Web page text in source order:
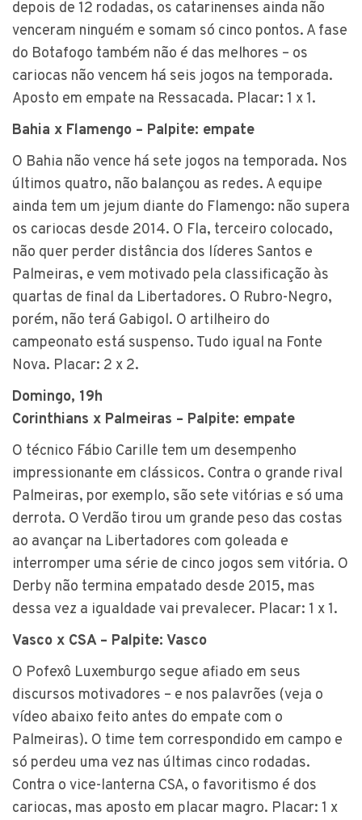
depois de 12 rodadas, os catarinenses ainda não
venceram ninguém e somam só cinco pontos. A fase
do Botafogo também não é das melhores – os
cariocas não vencem há seis jogos na temporada.
Aposto em empate na Ressacada. Placar: 1 x 1.
Bahia x Flamengo – Palpite: empate
O Bahia não vence há sete jogos na temporada. Nos
últimos quatro, não balançou as redes. A equipe
ainda tem um jejum diante do Flamengo: não supera
os cariocas desde 2014. O Fla, terceiro colocado,
não quer perder distância dos líderes Santos e
Palmeiras, e vem motivado pela classificação às
quartas de final da Libertadores. O Rubro-Negro,
porém, não terá Gabigol. O artilheiro do
campeonato está suspenso. Tudo igual na Fonte
Nova. Placar: 2 x 2.
Domingo, 19h
Corinthians x Palmeiras – Palpite: empate
O técnico Fábio Carille tem um desempenho
impressionante em clássicos. Contra o grande rival
Palmeiras, por exemplo, são sete vitórias e só uma
derrota. O Verdão tirou um grande peso das costas
ao avançar na Libertadores com goleada e
interromper uma série de cinco jogos sem vitória. O
Derby não termina empatado desde 2015, mas
dessa vez a igualdade vai prevalecer. Placar: 1 x 1.
Vasco x CSA – Palpite: Vasco
O Pofexô Luxemburgo segue afiado em seus
discursos motivadores – e nos palavrões (veja o
vídeo abaixo feito antes do empate com o
Palmeiras). O time tem correspondido em campo e
só perdeu uma vez nas últimas cinco rodadas.
Contra o vice-lanterna CSA, o favoritismo é dos
cariocas, mas aposto em placar magro. Placar: 1 x